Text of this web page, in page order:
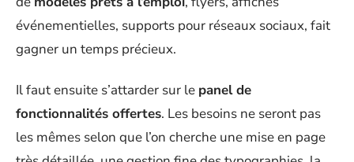
événementielles, supports pour réseaux sociaux, fait
gagner un temps précieux.
Il faut ensuite s’attarder sur le panel de
fonctionnalités offertes. Les besoins ne seront pas
les mêmes selon que l’on cherche une mise en page